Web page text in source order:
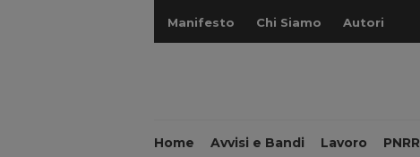
Manifesto Chi Siamo Autori
Home Avvisi e Bandi Lavoro PNRR